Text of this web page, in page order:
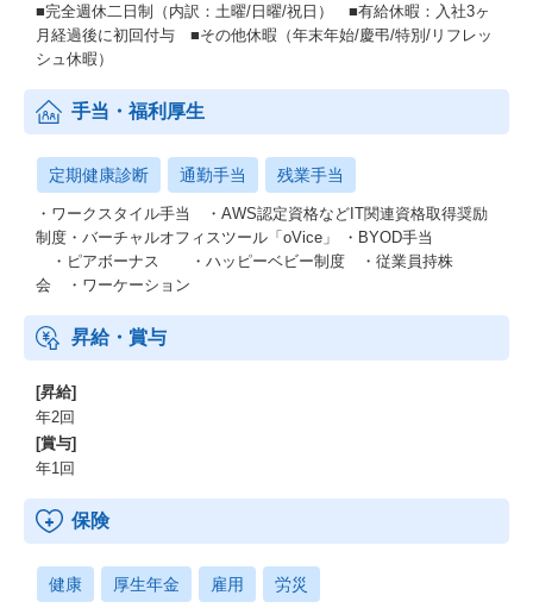
■完全週休二日制（内訳：土曜/日曜/祝日） ■有給休暇：入社3ヶ
月経過後に初回付与 ■その他休暇（年末年始/慶弔/特別/リフレッ
シュ休暇）
手当・福利厚生
定期健康診断 通勤手当 残業手当
・ワークスタイル手当 ・AWS認定資格などIT関連資格取得奨励
制度・バーチャルオフィスツール「oVice」 ・BYOD手当
・ピアボーナス ・ハッピーベビー制度 ・従業員持株
会 ・ワーケーション
昇給・賞与
[昇給]
年2回
[賞与]
年1回
保険
健康 厚生年金 雇用 労災